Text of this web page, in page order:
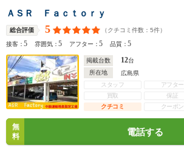
ＡＳＲ Ｆａｃｔｏｒｙ
総合評価 5 （クチコミ件数： 5件）
接客：5 雰囲気：5 アフター：5 品質：5
掲載台数 12台
所在地
広島県
スタッフ
アフター
買取
保証
クチコミ
クーポン
無
料
電話する